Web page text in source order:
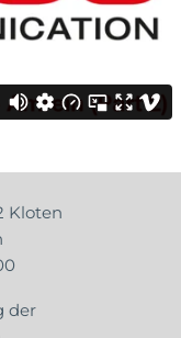
Kloten
der